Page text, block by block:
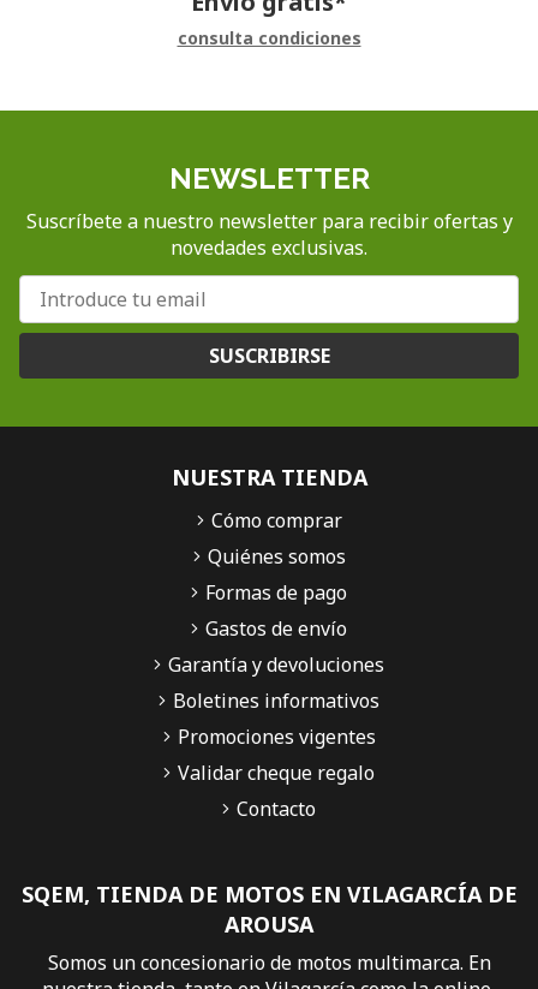
consulta condiciones
NEWSLETTER
Suscríbete a nuestro newsletter para recibir ofertas y
novedades exclusivas.
SUSCRIBIRSE
SQEM, TIENDA DE MOTOS EN VILAGARCÍA DE
AROUSA
Somos un concesionario de motos multimarca. En
NUESTRA TIENDA
Cómo comprar
Quiénes somos
Formas de pago
Gastos de envío
Garantía y devoluciones
Boletines informativos
Promociones vigentes
Validar cheque regalo
Contacto